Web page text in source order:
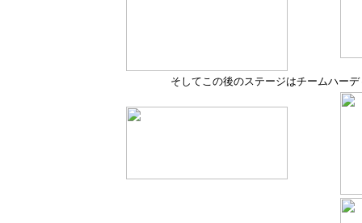
そしてこの後のステージはチームハー